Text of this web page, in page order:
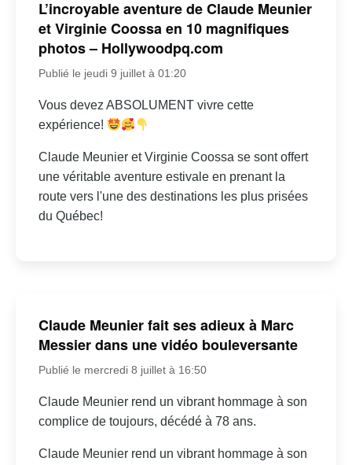
L’incroyable aventure de Claude Meunier
et Virginie Coossa en 10 magnifiques
photos – Hollywoodpq.com
Publié le jeudi 9 juillet à 01:20
Vous devez ABSOLUMENT vivre cette
expérience!
Claude Meunier et Virginie Coossa se sont offert
une véritable aventure estivale en prenant la
route vers l'une des destinations les plus prisées
du Québec!
Claude Meunier fait ses adieux à Marc
Messier dans une vidéo bouleversante
Publié le mercredi 8 juillet à 16:50
Claude Meunier rend un vibrant hommage à son
complice de toujours, décédé à 78 ans.
Claude Meunier rend un vibrant hommage à son